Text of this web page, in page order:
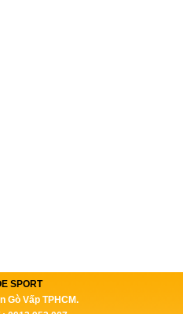
SPORT
Gò Vấp TPHCM.